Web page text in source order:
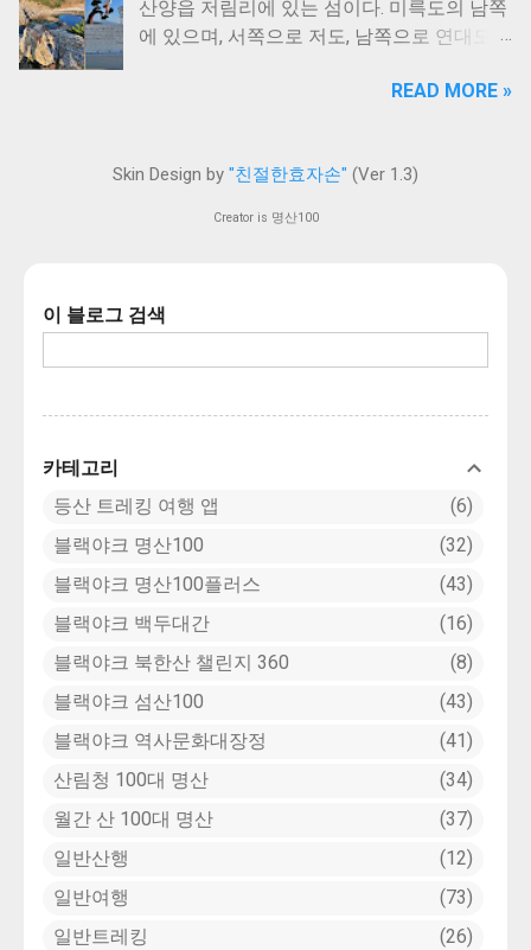
이 블로그 검색
카테고리
등산 트레킹 여행 앱
6
블랙야크 명산100
32
블랙야크 명산100플러스
43
블랙야크 백두대간
16
블랙야크 북한산 챌린지 360
8
블랙야크 섬산100
43
블랙야크 역사문화대장정
41
산림청 100대 명산
34
월간 산 100대 명산
37
일반산행
12
일반여행
73
일반트레킹
26
서 절 뒤쪽 계곡인 망경대(望景臺) 영천(靈泉)
으로 인도하여 목욕할 것을 권하였다. 동자는
가 따른다.”는 말을 남기고 사자를 타고 사라
도 보관되어 있다. 이 절의 이름을 반야사라
고 한 것도 이 절 주위에 문수보살이 상주한
이 흘러내려 사찰 옆 산기슭에 자연적으로 만
산양읍 저림리에 있는 섬이다. 미륵도의 남쪽
에 있으며, 서쪽으로 저도, 남쪽으로 연대도와
처럼 휜 모양을 하고 있어 천연의 방파제 역
(鳥島)는 춘원면의 남쪽 바다 가운데 있다.”라
남쪽에 인접한 연대도와 합쳐 조도연대(鳥島
과 백로와 왜가리가 서식하여 유래되었다는
READ MORE »
Skin Design by "친절한효자손" (Ver 1.3)
Creator is 명산100